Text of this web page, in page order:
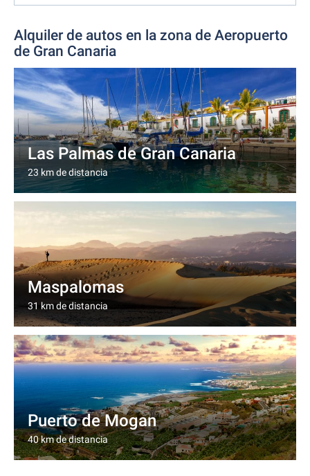
Alquiler de autos en la zona de Aeropuerto
de Gran Canaria
Las Palmas de Gran Canaria
23 km de distancia
Maspalomas
31 km de distancia
Puerto de Mogan
40 km de distancia